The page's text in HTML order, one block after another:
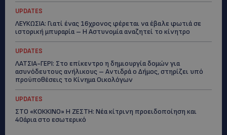
UPDATES
ΛΕΥΚΩΣΙΑ: Γιατί ένας 16χρονος φέρεται να έβαλε φωτιά σε
ιστορική μπυραρία – Η Αστυνομία αναζητεί το κίνητρο
UPDATES
ΛΑΤΣΙΑ-ΓΕΡΙ: Στο επίκεντρο η δημιουργία δομών για
ασυνόδευτους ανήλικους – Αντιδρά ο Δήμος, στηρίζει υπό
προϋποθέσεις το Κίνημα Οικολόγων
UPDATES
ΣΤΟ «ΚΟΚΚΙΝΟ» Η ΖΕΣΤΗ: Νέα κίτρινη προειδοποίηση και
40άρια στο εσωτερικό